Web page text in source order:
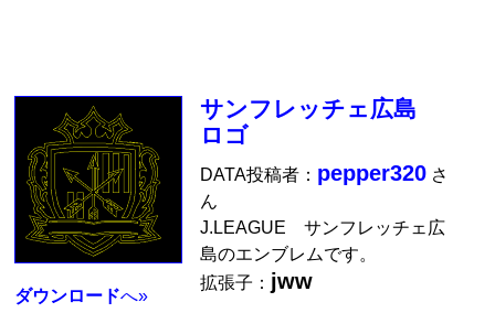
ダウンロードへ»
サンフレッチェ広島
ロゴ
DATA投稿者： pepper320 さ
ん
J.LEAGUE サンフレッチェ広
島のエンブレムです。
拡張子： jww